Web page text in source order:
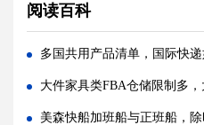
国际快递包装做错直接破损
国际快递虚报货值有什么后
旺季国际空运仓位紧张，如
空运主单MAWB与分单
阅读百科
多国共用产品清单，国际快
大件家具类FBA仓储限制多
美森快船加班船与正班船，